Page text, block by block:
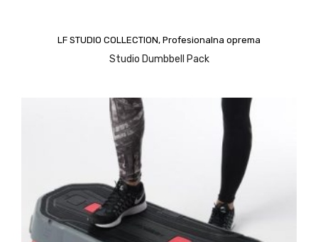
LF STUDIO COLLECTION, Profesionalna oprema
Studio Dumbbell Pack